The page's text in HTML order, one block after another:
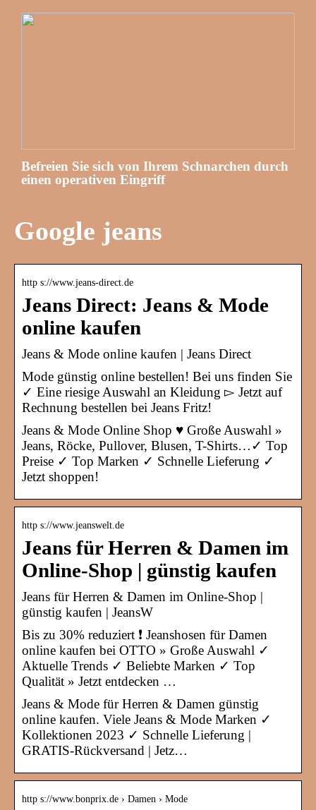
Befreien Sie sich von Ihrem Schnarchen durch
einen operativen Eingriff
Google jeans
http s://www.jeans-direct.de
Jeans Direct: Jeans & Mode
online kaufen
Jeans & Mode online kaufen | Jeans Direct
Mode günstig online bestellen! Bei uns finden Sie
✓ Eine riesige Auswahl an Kleidung ▻ Jetzt auf
Rechnung bestellen bei Jeans Fritz!
Jeans & Mode Online Shop ♥ Große Auswahl »
Jeans, Röcke, Pullover, Blusen, T-Shirts…✓ Top
Preise ✓ Top Marken ✓ Schnelle Lieferung ✓
Jetzt shoppen!
http s://www.jeanswelt.de
Jeans für Herren & Damen im
Online-Shop | günstig kaufen
Jeans für Herren & Damen im Online-Shop |
günstig kaufen | JeansW
Bis zu 30% reduziert ❗ Jeanshosen für Damen
online kaufen bei OTTO » Große Auswahl ✓
Aktuelle Trends ✓ Beliebte Marken ✓ Top
Qualität » Jetzt entdecken …
Jeans & Mode für Herren & Damen günstig
online kaufen. Viele Jeans & Mode Marken ✓
Kollektionen 2023 ✓ Schnelle Lieferung |
GRATIS-Rückversand | Jetz…
http s://www.bonprix.de › Damen › Mode